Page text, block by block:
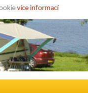
více informací